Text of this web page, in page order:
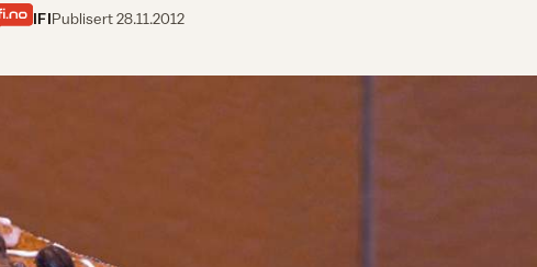
IFIPublisert28.11.2012